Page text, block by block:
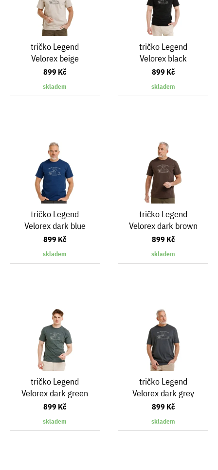
tričko Legend
Velorex beige
899 Kč
skladem
tričko Legend
Velorex black
899 Kč
skladem
tričko Legend
Velorex dark blue
899 Kč
skladem
tričko Legend
Velorex dark brown
899 Kč
skladem
tričko Legend
Velorex dark green
899 Kč
skladem
tričko Legend
Velorex dark grey
899 Kč
skladem